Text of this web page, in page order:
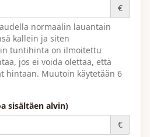
€
normaalin lauantain
kallein ja siten
tuntihinta on ilmoitettu
jos ei voida olettaa, että
hintaan. Muutoin käytetään 6
sisältäen alvin)
€